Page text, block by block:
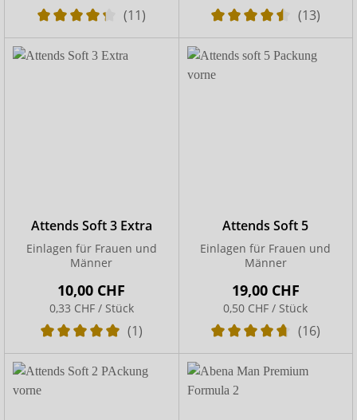
(11) (13)
Attends Soft 3 Extra
Einlagen für Frauen und
Männer
10,00 CHF
0,33 CHF / Stück
(1)
Attends Soft 5
Einlagen für Frauen und
Männer
19,00 CHF
0,50 CHF / Stück
(16)